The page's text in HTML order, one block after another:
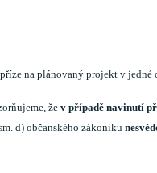
na plánovaný projekt v
že v případě navinutí
d) občanského zákoníku